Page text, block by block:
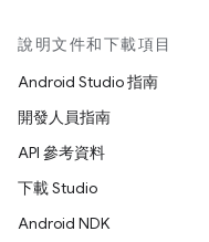
說明文件和下載項目
Android Studio 指南
開發人員指南
API 參考資料
下載 Studio
Android NDK